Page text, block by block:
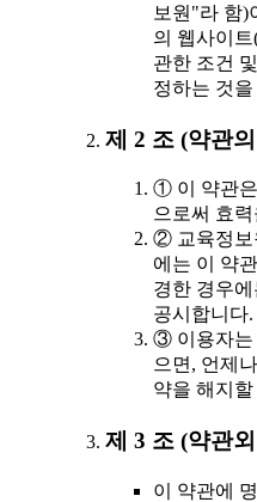
보원"라 함)
의 웹사이
관한 조건
정하는 것
제 2 조 (약관
① 이 약관
으로써 효
② 교육정보
에는 이 약
경한 경우
공시합니다.
③ 이용자는
으면, 언제
약을 해지
제 3 조 (약관
이 약관에